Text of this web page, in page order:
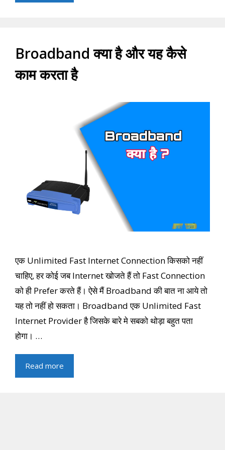
Broadband क्या है और यह कैसे
काम करता है
एक Unlimited Fast Internet Connection किसको नहीं
चाहिए, हर कोई जब Internet खोजते हैं तो Fast Connection
को ही Prefer करते हैं। ऐसे मैं Broadband की बात ना आये तो
यह तो नहीं हो सकता। Broadband एक Unlimited Fast
Internet Provider है जिसके बारे मे सबको थोड़ा बहुत पता
होगा। …
Read more